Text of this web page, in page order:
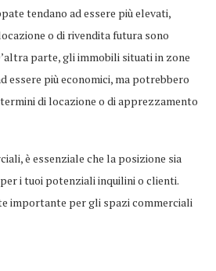
tendano ad essere più elevati,
o di rivendita futura sono
parte, gli immobili situati in zone
essere più economici, ma potrebbero
di locazione o di apprezzamento
è essenziale che la posizione sia
i tuoi potenziali inquilini o clienti.
importante per gli spazi commerciali